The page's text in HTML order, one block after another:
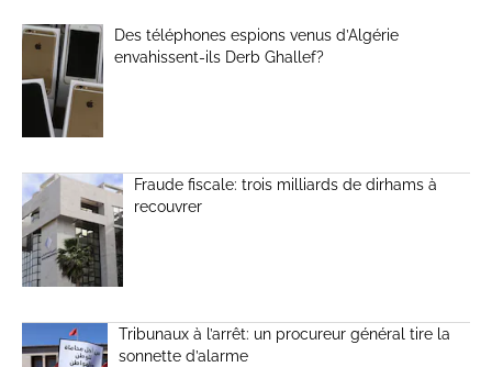
Des téléphones espions venus d’Algérie
envahissent-ils Derb Ghallef?
Fraude fiscale: trois milliards de dirhams à
recouvrer
Tribunaux à l’arrêt: un procureur général tire la
sonnette d’alarme